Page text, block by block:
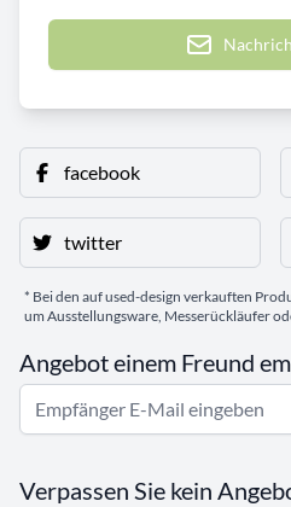
facebook
twitter
* Bei den auf used-design verkauften
um Ausstellungsware, Messerückläufer
Angebot einem Freund
Verpassen Sie kein